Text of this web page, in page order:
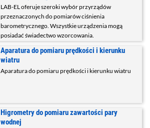
LAB-EL oferuje szeroki wybór przyrządów
przeznaczonych do pomiarów ciśnienia
barometrycznego. Wszystkie urządzenia mogą
posiadać świadectwo wzorcowania.
Aparatura do pomiaru prędkości i kierunku
wiatru
Aparatura do pomiaru prędkości i kierunku wiatru
Higrometry do pomiaru zawartości pary
wodnej